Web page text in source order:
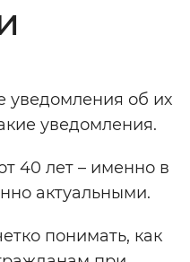
уведомления об их
уведомления.
40 лет – именно в
актуальными.
понимать, как